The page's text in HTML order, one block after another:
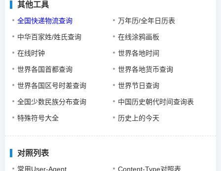
其他工具
全国快递物流查询 万年历/全年日历表
中华百家姓/姓氏查询 在线涂鸦画板
在线时钟 世界各地时间
世界各国首都查询 世界各地货币查询
世界各国区号时差查询 世界节日查询
全国少数民族分布查询 中国历史朝代时间查询表
特殊符号大全 历史上的今天
对照列表
常用User-Agent Content-Type对照表